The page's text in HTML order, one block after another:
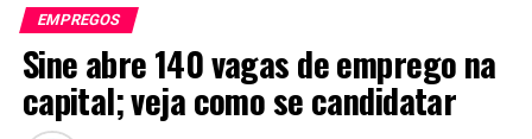
EMPREGOS
Sine abre 140 vagas de emprego na
capital; veja como se candidatar